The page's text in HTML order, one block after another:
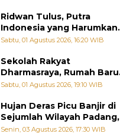
Ridwan Tulus, Putra
Indonesia yang Harumkan
Nama Bangsa hingga
Jepang
Sabtu, 01 Agustus 2026, 16:20 WIB
Sekolah Rakyat
Dharmasraya, Rumah Baru
268 Anak Menggapai Mimpi
Kemiskinan
Sabtu, 01 Agustus 2026, 19:10 WIB
Hujan Deras Picu Banjir di
Sejumlah Wilayah Padang,
Fadly Amran Perintahkan
Senin, 03 Agustus 2026, 17:30 WIB